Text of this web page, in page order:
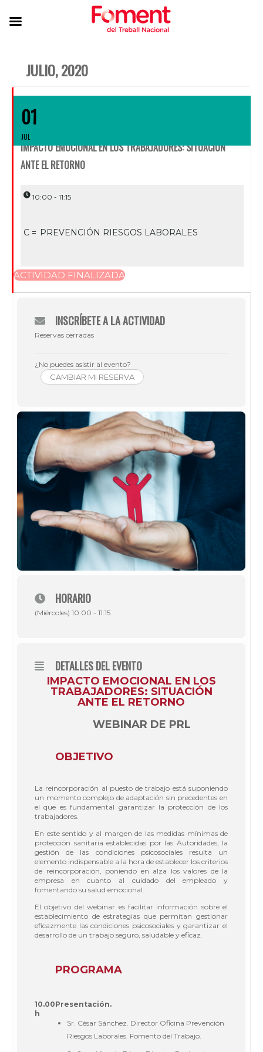
JULIO, 2020
01
JUL
IMPACTO EMOCIONAL EN LOS TRABAJADORES: SITUACIÓN
ANTE EL RETORNO
10:00 - 11:15
C = PREVENCIÓN RIESGOS LABORALES
ACTIVIDAD FINALIZADA
INSCRÍBETE A LA ACTIVIDAD
Reservas cerradas
¿No puedes asistir al evento?
CAMBIAR MI RESERVA
HORARIO
(Miércoles) 10:00 - 11:15
DETALLES DEL EVENTO
IMPACTO EMOCIONAL EN LOS
TRABAJADORES: SITUACIÓN
ANTE EL RETORNO
WEBINAR DE PRL
OBJETIVO
La reincorporación al puesto de trabajo está suponiendo
un momento complejo de adaptación sin precedentes en
el que es fundamental garantizar la protección de los
trabajadores.
En este sentido y al margen de las medidas mínimas de
protección sanitaria establecidas por las Autoridades, la
gestión de las condiciones psicosociales resulta un
elemento indispensable a la hora de establecer los criterios
de reincorporación, poniendo en alza los valores de la
empresa en cuanto al cuidado del empleado y
fomentando su salud emocional.
El objetivo del webinar es facilitar información sobre el
establecimiento de estrategias que permitan gestionar
eficazmente las condiciones psicosociales y garantizar el
desarrollo de un trabajo seguro, saludable y eficaz.
PROGRAMA
10.00
h
Presentación.
Sr. César Sánchez. Director Oficina Prevención
Riesgos Laborales. Fomento del Trabajo.